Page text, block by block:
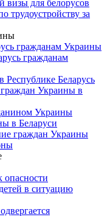
визы для белорусов
трудоустройству за
гражданам Украины
гражданам
Республике Беларусь
граждан Украины в
Украины
в Беларуси
граждан Украины
опасности
в ситуацию